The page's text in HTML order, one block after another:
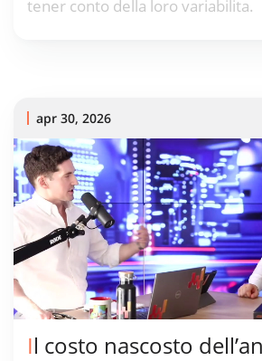
tener conto della loro variabilita.
apr 30, 2026
Il costo nascosto